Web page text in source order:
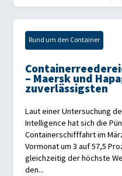
Rund um den Container
– Maersk und
zuverlässigsten
Laut einer Untersuchung
Intelligence hat sich die
Containerschifffahrt im
Vormonat um 3 auf 57,5
gleichzeitig der höchste
den...